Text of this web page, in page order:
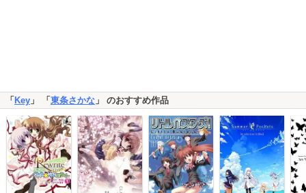
「 Key 」 「 東条さかな 」 のおすすめ作品